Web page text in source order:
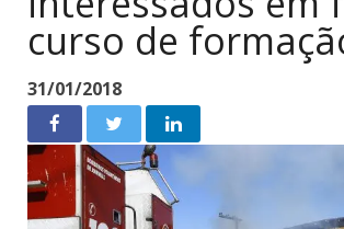
curso de
31/01/2018